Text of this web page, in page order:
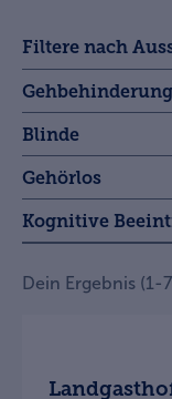
Filtere nach
Gehbehinderung
Blinde
Gehörlos
Kognitive
Dein Ergebnis (1-7